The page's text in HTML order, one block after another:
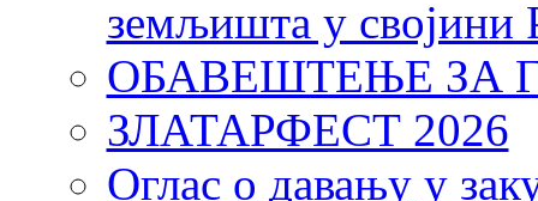
земљишта у
ОБАВЕШТЕЊЕ ЗА
ЗЛАТАРФЕСТ 2026
Оглас о давању у